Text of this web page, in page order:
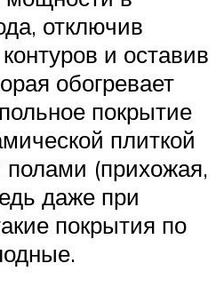
отключив
и оставив
обогревает
покрытие
плиткой
(прихожая,
даже при
покрытия по